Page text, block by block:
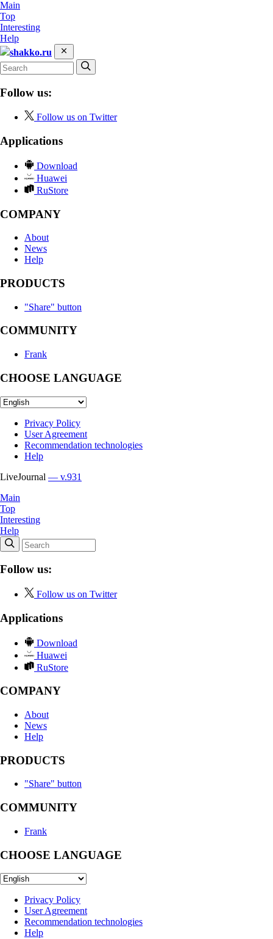
Main
Top
Interesting
Help
shakko.ru
Follow us:
Follow us on Twitter
Applications
Download
Huawei
RuStore
COMPANY
About
News
Help
PRODUCTS
"Share" button
COMMUNITY
Frank
CHOOSE LANGUAGE
Privacy Policy
User Agreement
Recommendation technologies
Help
LiveJournal — v.931
Main
Top
Interesting
Help
Follow us:
Follow us on Twitter
Applications
Download
Huawei
RuStore
COMPANY
About
News
Help
PRODUCTS
"Share" button
COMMUNITY
Frank
CHOOSE LANGUAGE
Privacy Policy
User Agreement
Recommendation technologies
Help